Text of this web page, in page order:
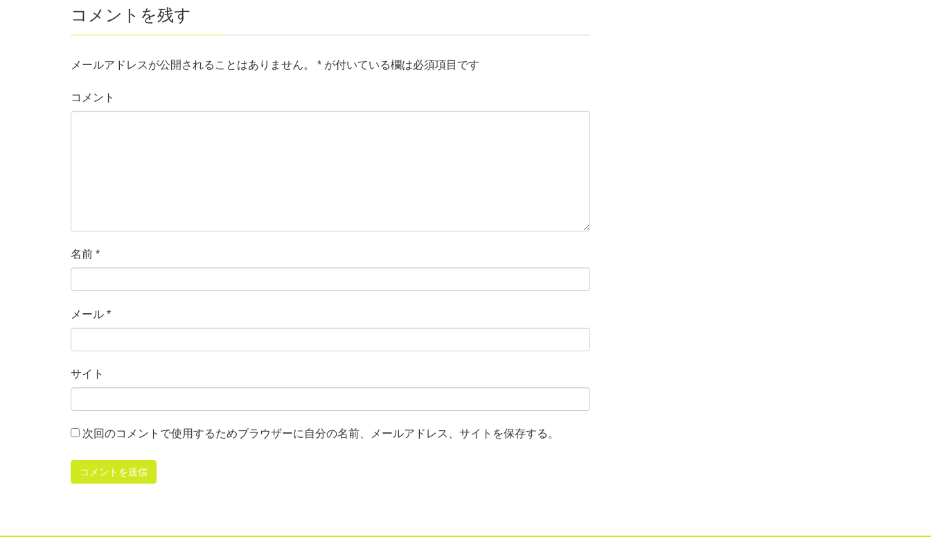
コメントを残す
メールアドレスが公開されることはありません。 * が付いている欄は必須項目です
コメント
名前 *
メール *
サイト
次回のコメントで使用するためブラウザーに自分の名前、メールアドレス、サイトを保存する。